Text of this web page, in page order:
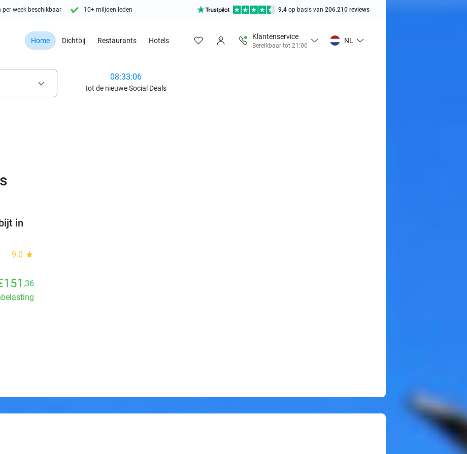
per week beschikbaar 10+ miljoen leden 9,4 op basis van 206.210 reviews
Home Dichtbij Restaurants Hotels
Klantenservice
Bereikbaar tot 21:00
NL
keyboard_arrow_down
08:33:05
tot de nieuwe Social Deals
in
9.0 star
,36